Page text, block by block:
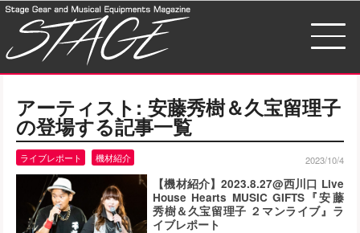
アーティスト:安藤秀樹＆久宝留理子
の登場する記事一覧
【機材紹介】2023.8.27@西川口 Live
House Hearts MUSIC GIFTS『安藤
秀樹＆久宝留理子 ２マンライブ』ラ
イブレポート
ライブレポート 機材紹介 2023/10/4